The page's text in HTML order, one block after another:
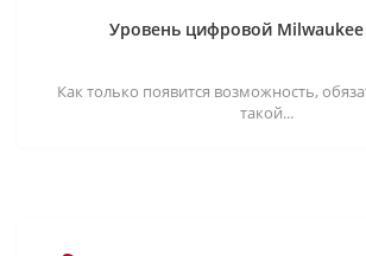
Уровень цифровой Milwaukee
Как только появится возможность,
такой...